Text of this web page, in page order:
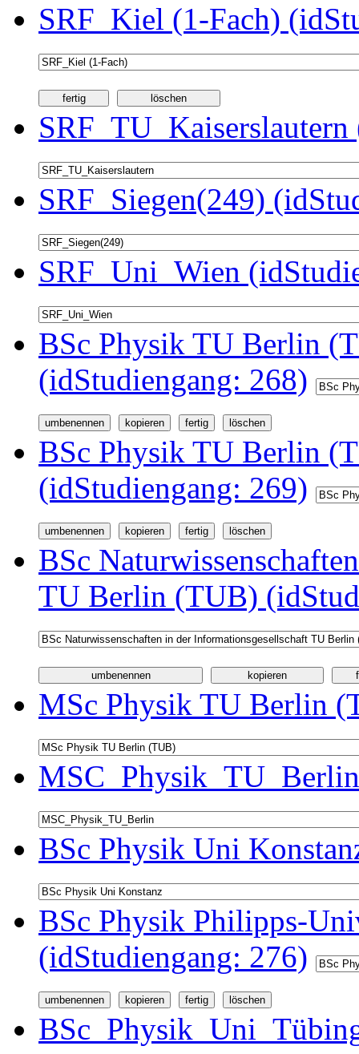
SRF_Kiel (1-Fach)
SRF_Siegen(249)
SRF_Uni_Wien
BSc Physik TU Berlin
(idStudiengang: 268)
BSc Physik TU Berlin
(idStudiengang: 269)
BSc
TU Berlin (TUB)
MSc Physik TU Berlin
BSc Physik Uni
BSc Physik Philipps-
(idStudiengang: 276)